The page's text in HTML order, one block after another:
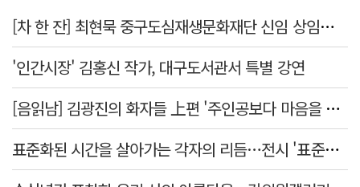
[차 한 잔] 최현묵 중구도심재생문화재단 신임 상임이사 "서문시장·경상감영 등 지역 자원 활용…문화의 일상화"
'인간시장' 김홍신 작가, 대구도서관서 특별 강연
[음읽남] 김광진의 화자들 上편 '주인공보다 마음을 쓴 사람'
표준화된 시간을 살아가는 각자의 리듬…전시 '표준시차'